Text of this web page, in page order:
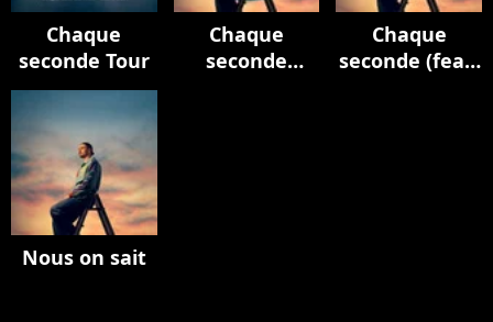
Chaque
seconde Tour
Chaque
seconde
Chaque
seconde (feat.
Nous on sait